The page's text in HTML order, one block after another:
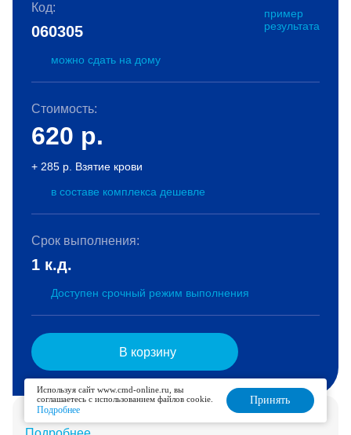
Код:
пример
результата
060305
можно сдать на дому
Стоимость:
620 р.
+ 285 р. Взятие крови
в составе комплекса дешевле
Срок выполнения:
1 к.д.
Доступен срочный режим выполнения
В корзину
Услуга доступна для дозаказа в течение 2 дней.
Используя сайт www.cmd-online.ru, вы
соглашаетесь с использованием файлов cookie.
Подробнее
Принять